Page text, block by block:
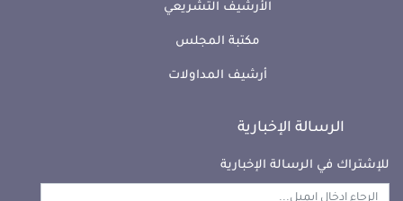
الأرشيف التشريعي
مكتبة المجلس
أرشيف المداولات
الرسالة الإخبارية
للإشتراك في الرسالة الإخبارية